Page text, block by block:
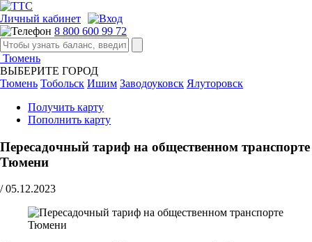
Личный кабинет
8 800 600 99 72
Тюмень
ВЫБЕРИТЕ ГОРОД
Тюмень Тобольск Ишим Заводоуковск Ялуторовск
Получить карту
Пополнить карту
Пересадочный тариф на общественном транспорте
Тюмени
/ 05.12.2023